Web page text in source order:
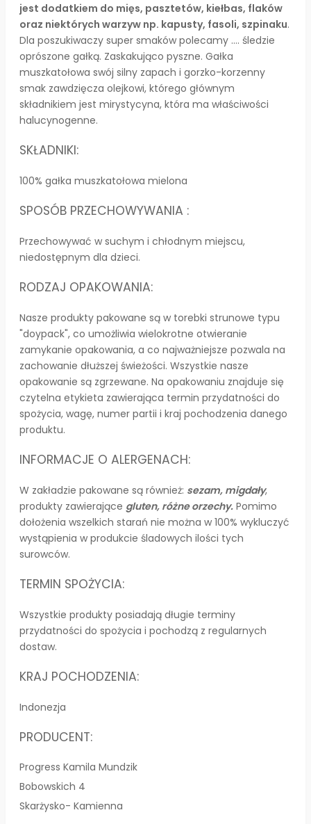
jest dodatkiem do mięs, pasztetów, kiełbas, flaków
oraz niektórych warzyw np. kapusty, fasoli, szpinaku.
Dla poszukiwaczy super smaków polecamy …. śledzie
oprószone gałką. Zaskakująco pyszne. Gałka
muszkatołowa swój silny zapach i gorzko-korzenny
smak zawdzięcza olejkowi, którego głównym
składnikiem jest mirystycyna, która ma właściwości
halucynogenne.
SKŁADNIKI:
100% gałka muszkatołowa mielona
SPOSÓB PRZECHOWYWANIA :
Przechowywać w suchym i chłodnym miejscu,
niedostępnym dla dzieci.
RODZAJ OPAKOWANIA:
Nasze produkty pakowane są w torebki strunowe typu
"doypack", co umożliwia wielokrotne otwieranie
zamykanie opakowania, a co najważniejsze pozwala na
zachowanie dłuższej świeżości. Wszystkie nasze
opakowanie są zgrzewane. Na opakowaniu znajduje się
czytelna etykieta zawierająca termin przydatności do
spożycia, wagę, numer partii i kraj pochodzenia danego
produktu.
INFORMACJE O ALERGENACH:
W zakładzie pakowane są również: sezam, migdały,
produkty zawierające gluten, różne orzechy. Pomimo
dołożenia wszelkich starań nie można w 100% wykluczyć
wystąpienia w produkcie śladowych ilości tych
surowców.
TERMIN SPOŻYCIA:
Wszystkie produkty posiadają długie terminy
przydatności do spożycia i pochodzą z regularnych
dostaw.
KRAJ POCHODZENIA:
Indonezja
PRODUCENT:
Progress Kamila Mundzik
Bobowskich 4
Skarżysko- Kamienna